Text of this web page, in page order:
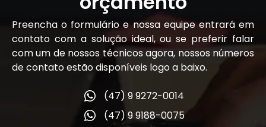
Preencha o formulário e nossa equipe entrará em
contato com a solução ideal, ou se preferir falar
com um de nossos técnicos agora, nossos números
de contato estão disponíveis logo a baixo.
(47) 9 9272-0014
(47) 9 9188-0075